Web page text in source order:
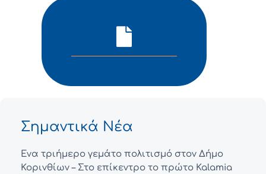
Σημαντικά Νέα
Ένα τριήμερο γεμάτο πολιτισμό στον Δήμο
Κορινθίων – Στο επίκεντρο το πρώτο Kalamia